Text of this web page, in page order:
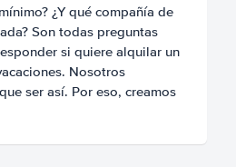
¿Y qué compañía de
Son todas preguntas
si quiere alquilar un
Nosotros
ser así. Por eso, creamos